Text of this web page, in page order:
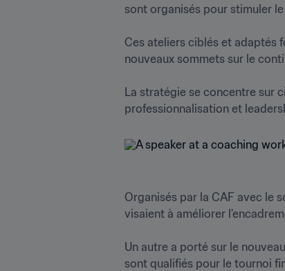
sont organisés pour stimuler
Ces ateliers ciblés et adaptés
nouveaux sommets sur le
La stratégie se concentre sur
professionnalisation et
Organisés par la CAF avec le
visaient à améliorer
Un autre a porté sur le
sont qualifiés pour le tournoi